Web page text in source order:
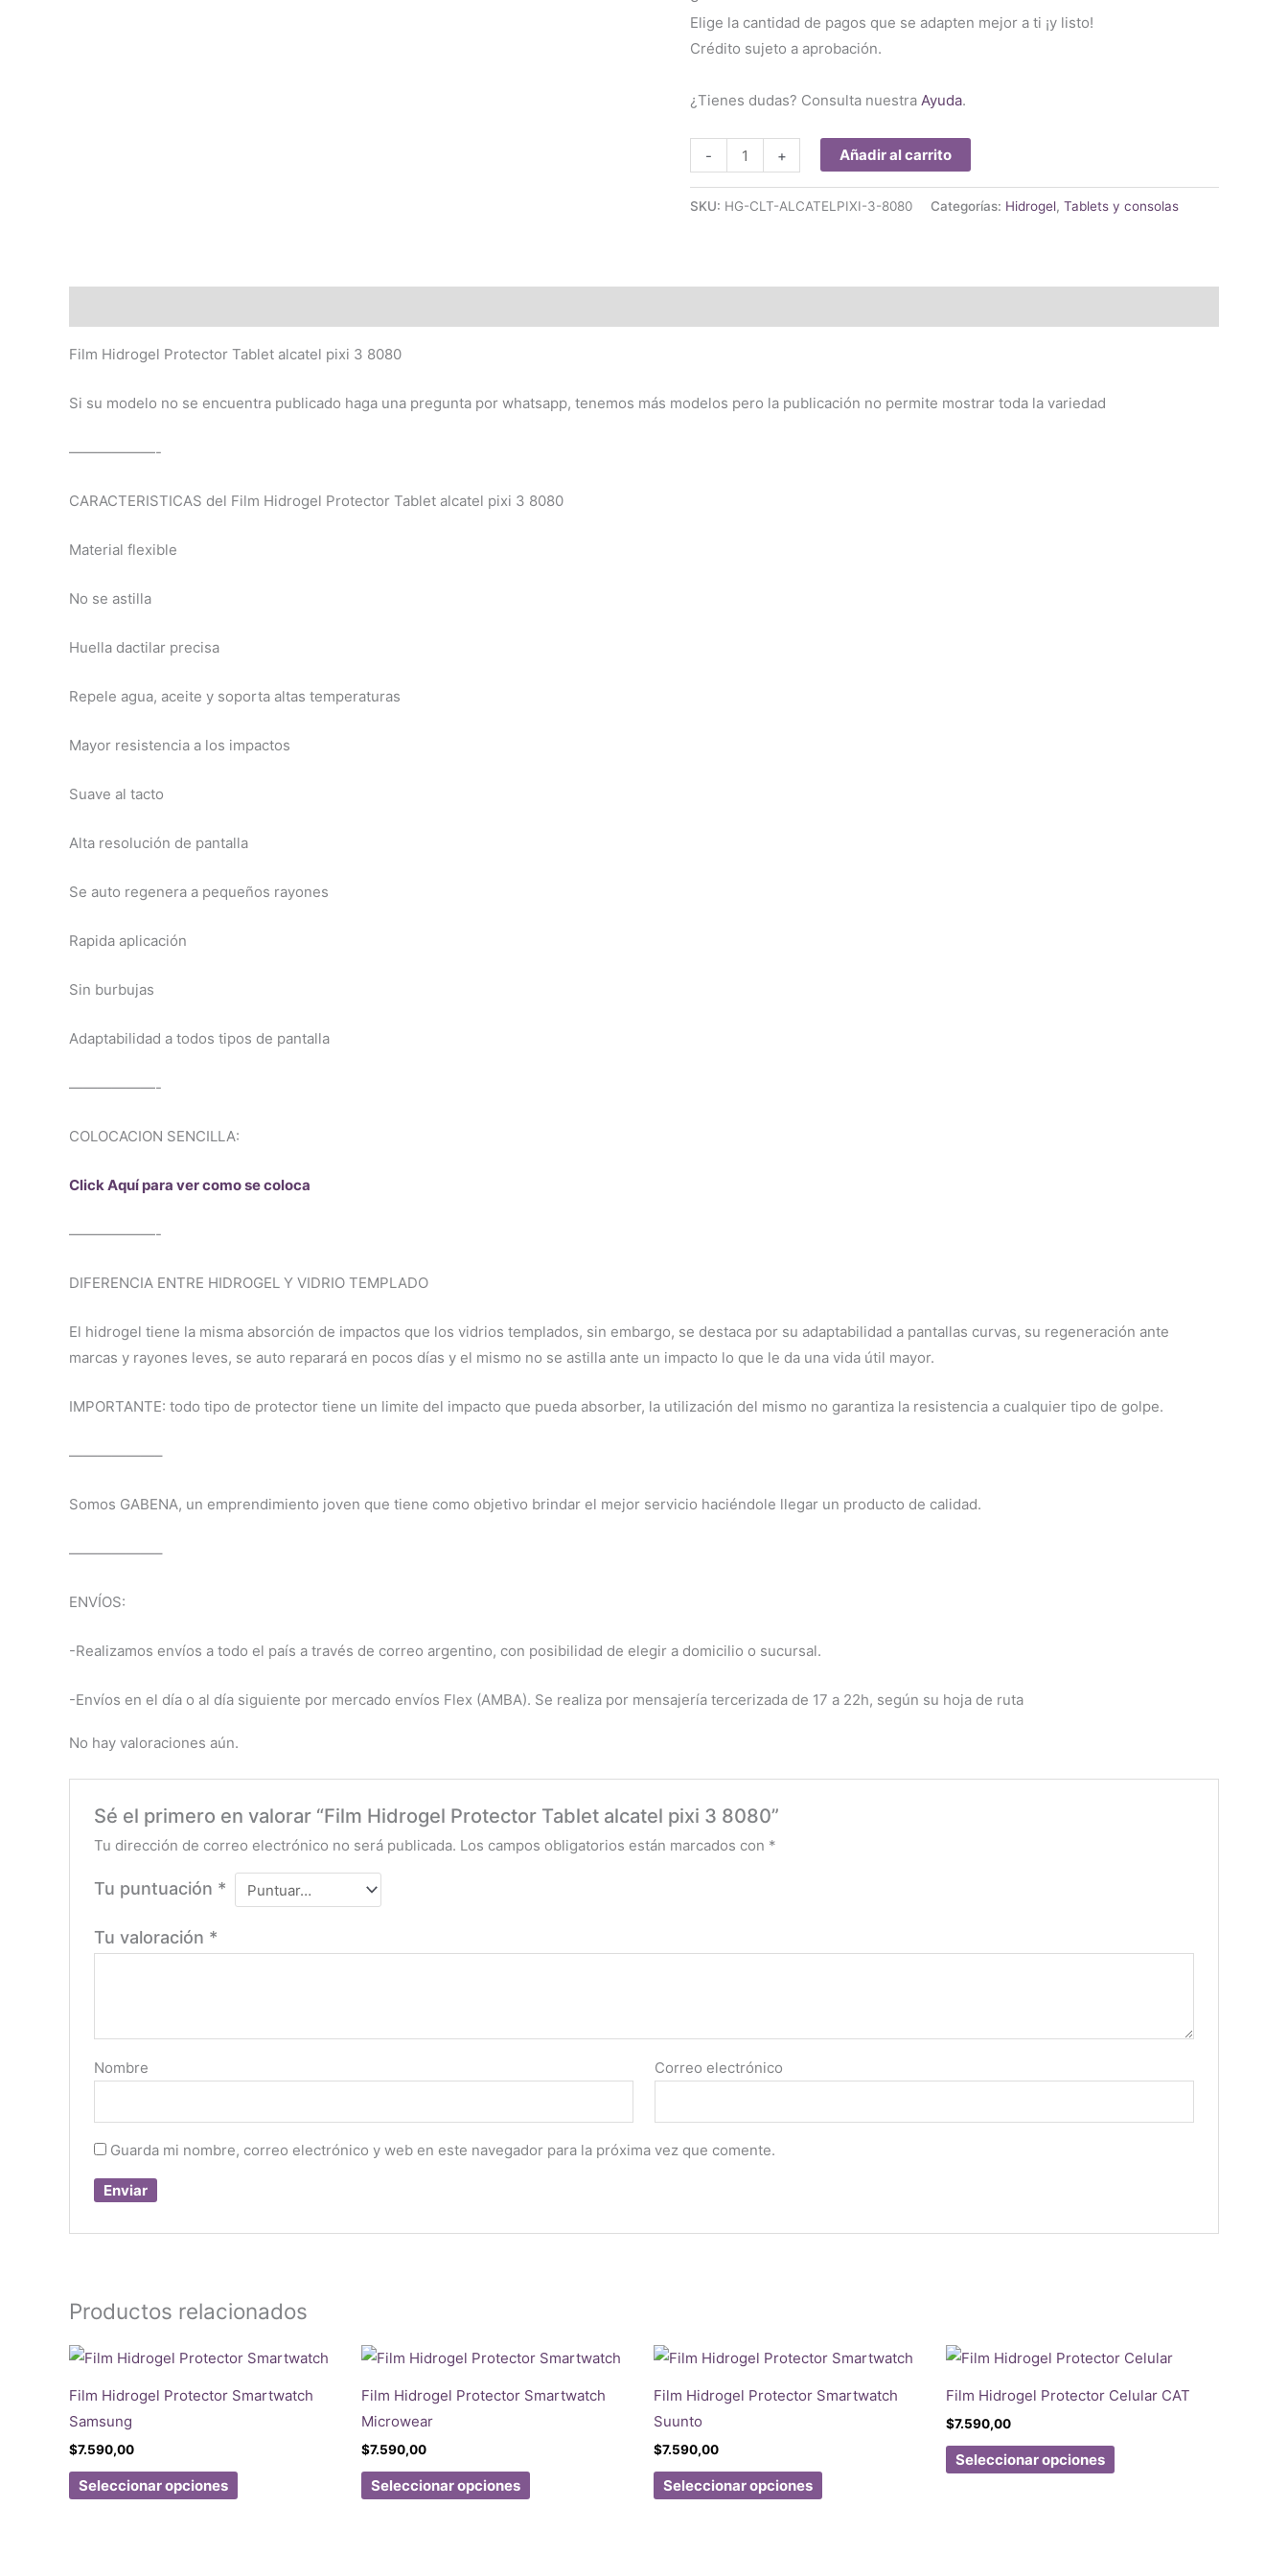
Elige la cantidad de pagos que se adapten mejor a ti ¡y listo!
Crédito sujeto a aprobación.
¿Tienes dudas? Consulta nuestra Ayuda.
-
Hidrogel
Protector
8080
+ Añadir al carrito
SKU: HG-CLT-ALCATELPIXI-3-8080 Categorías: Hidrogel, Tablets y consolas
Film Hidrogel Protector Tablet alcatel pixi 3 8080
Si su modelo no se encuentra publicado haga una pregunta por whatsapp, tenemos más modelos pero la publicación no permite mostrar toda la variedad
——————-
CARACTERISTICAS del Film Hidrogel Protector Tablet alcatel pixi 3 8080
Material flexible
No se astilla
Huella dactilar precisa
Repele agua, aceite y soporta altas temperaturas
Mayor resistencia a los impactos
Suave al tacto
Alta resolución de pantalla
Se auto regenera a pequeños rayones
Rapida aplicación
Sin burbujas
Adaptabilidad a todos tipos de pantalla
——————-
COLOCACION SENCILLA:
Click Aquí para ver como se coloca
——————-
DIFERENCIA ENTRE HIDROGEL Y VIDRIO TEMPLADO
El hidrogel tiene la misma absorción de impactos que los vidrios templados, sin embargo, se destaca por su adaptabilidad a pantallas curvas, su regeneración ante
marcas y rayones leves, se auto reparará en pocos días y el mismo no se astilla ante un impacto lo que le da una vida útil mayor.
IMPORTANTE: todo tipo de protector tiene un limite del impacto que pueda absorber, la utilización del mismo no garantiza la resistencia a cualquier tipo de golpe.
——————–
Somos GABENA, un emprendimiento joven que tiene como objetivo brindar el mejor servicio haciéndole llegar un producto de calidad.
——————–
ENVÍOS:
-Realizamos envíos a todo el país a través de correo argentino, con posibilidad de elegir a domicilio o sucursal.
-Envíos en el día o al día siguiente por mercado envíos Flex (AMBA). Se realiza por mensajería tercerizada de 17 a 22h, según su hoja de ruta
No hay valoraciones aún.
Sé el primero en valorar “Film Hidrogel Protector Tablet alcatel pixi 3 8080”
Tu dirección de correo electrónico no será publicada. Los campos obligatorios están marcados con *
Tu puntuación *
Tu valoración *
Nombre Correo electrónico
Guarda mi nombre, correo electrónico y web en este navegador para la próxima vez que comente.
Productos relacionados
Film Hidrogel Protector Smartwatch
Samsung
$7.590,00
Seleccionar opciones Este
producto
Film Hidrogel Protector Smartwatch
Microwear
$7.590,00
Seleccionar opciones Este
producto
Film Hidrogel Protector Smartwatch
Suunto
$7.590,00
Seleccionar opciones Este
producto
Film Hidrogel Protector Celular CAT
$7.590,00
Seleccionar opciones Este
producto